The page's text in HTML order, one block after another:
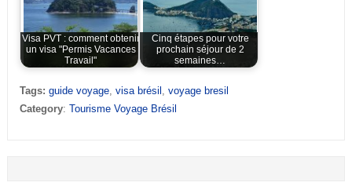
Visa PVT : comment obtenir
un visa "Permis Vacances
Travail"
Cinq étapes pour votre
prochain séjour de 2
semaines…
Tags: guide voyage, visa brésil
voyage bresil
Category: Tourisme Voyage Brésil